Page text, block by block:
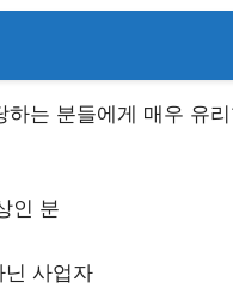
는 분들에게 매우 유
인 분
닌 사업자